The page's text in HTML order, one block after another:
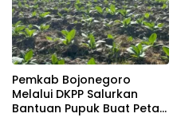
Pemkab Bojonegoro
Melalui DKPP Salurkan
Bantuan Pupuk Buat Petani